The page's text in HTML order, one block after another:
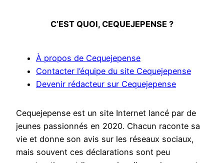
C’EST QUOI, CEQUEJEPENSE ?
À propos de Cequejepense
Contacter l’équipe du site Cequejepense
Devenir rédacteur sur Cequejepense
Cequejepense est un site Internet lancé par de
jeunes passionnés en 2020. Chacun raconte sa
vie et donne son avis sur les réseaux sociaux,
mais souvent ces déclarations sont peu